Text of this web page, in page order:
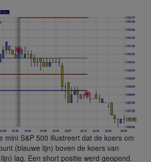
mini S&P 500 illustreert dat de koers om
(blauwe lijn) boven de koers van
lag. Een short positie werd geopend.